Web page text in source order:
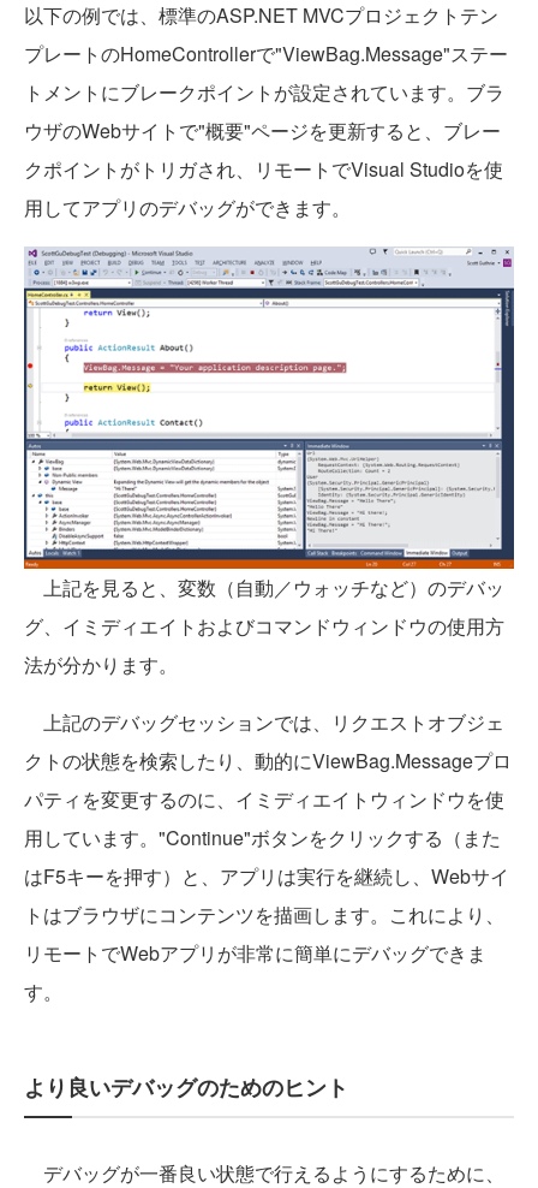
以下の例では、標準のASP.NET MVCプロジェクトテン
プレートのHomeControllerで"ViewBag.Message"ステー
トメントにブレークポイントが設定されています。ブラ
ウザのWebサイトで"概要"ページを更新すると、ブレー
クポイントがトリガされ、リモートでVisual Studioを使
用してアプリのデバッグができます。
上記を見ると、変数（自動／ウォッチなど）のデバッ
グ、イミディエイトおよびコマンドウィンドウの使用方
法が分かります。
上記のデバッグセッションでは、リクエストオブジェ
クトの状態を検索したり、動的にViewBag.Messageプロ
パティを変更するのに、イミディエイトウィンドウを使
用しています。"Continue"ボタンをクリックする（また
はF5キーを押す）と、アプリは実行を継続し、Webサイ
トはブラウザにコンテンツを描画します。これにより、
リモートでWebアプリが非常に簡単にデバッグできま
す。
より良いデバッグのためのヒント
デバッグが一番良い状態で行えるようにするために、